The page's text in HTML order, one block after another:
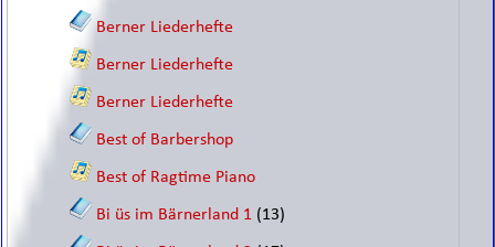
Berner Liederhefte
Berner Liederhefte
Berner Liederhefte
Best of Barbershop
Best of Ragtime Piano
Bi üs im Bärnerland 1 (13)